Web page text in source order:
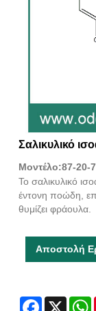
Σαλικυλικό
Μοντέλο:87-20-7
Το σαλικυλικό
έντονη ποώδη,
θυμίζει φράουλα.
Αποστολή
Facebook
X